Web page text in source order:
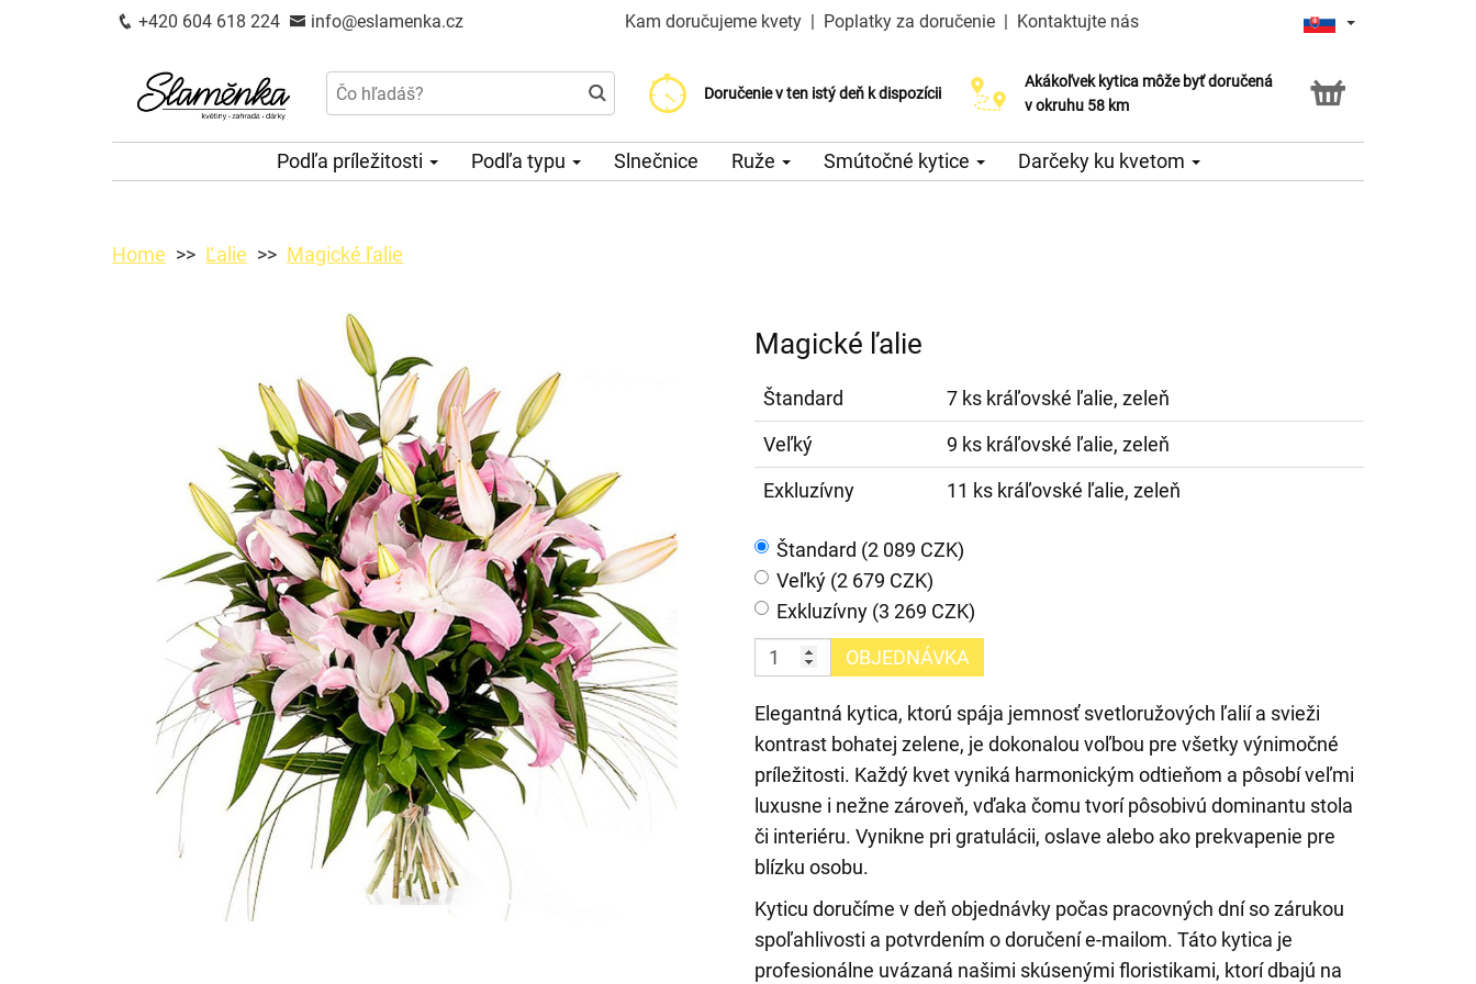
+420 604 618 224 info@eslamenka.cz Kam doručujeme kvety | Poplatky za doručenie | Kontaktujte nás
Doručenie v ten istý deň k dispozícii
Poplatok za doručenie od 200 CZK
Vyberte si dátum doručenia
Akákoľvek kytica môže byť doručená
v okruhu 58 km
Podľa príležitosti Podľa typu Slnečnice Ruže Smútočné kytice Darčeky ku kvetom
Home Ľalie Magické ľalie
Magické ľalie
Štandard
7 ks kráľovské ľalie, zeleň
Veľký
9 ks kráľovské ľalie, zeleň
Exkluzívny
11 ks kráľovské ľalie, zeleň
Štandard (2 089 CZK)
Veľký (2 679 CZK)
Exkluzívny (3 269 CZK)
OBJEDNÁVKA
Elegantná kytica, ktorú spája jemnosť svetloružových ľalií a svieži
kontrast bohatej zelene, je dokonalou voľbou pre všetky výnimočné
príležitosti. Každý kvet vyniká harmonickým odtieňom a pôsobí veľmi
luxusne i nežne zároveň, vďaka čomu tvorí pôsobivú dominantu stola
či interiéru. Vynikne pri gratulácii, oslave alebo ako prekvapenie pre
blízku osobu.
Kyticu doručíme v deň objednávky počas pracovných dní so zárukou
spoľahlivosti a potvrdením o doručení e-mailom. Táto kytica je
profesionálne uvázaná našimi skúsenými floristikami, ktorí dbajú na